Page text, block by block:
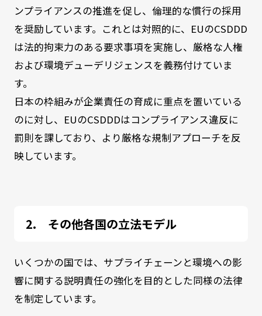
ンプライアンスの推進を促し、倫理的な慣行の採用
を奨励しています。これとは対照的に、EUのCSDDD
は法的拘束力のある要求事項を実施し、厳格な人権
および環境デューデリジェンスを義務付けていま
す。
日本の枠組みが企業責任の育成に重点を置いている
のに対し、EUのCSDDDはコンプライアンス違反に
罰則を課しており、より厳格な規制アプローチを反
映しています。
その他各国の立法モデル
いくつかの国では、サプライチェーンと環境への影
響に関する説明責任の強化を目的とした同様の法律
を制定しています。